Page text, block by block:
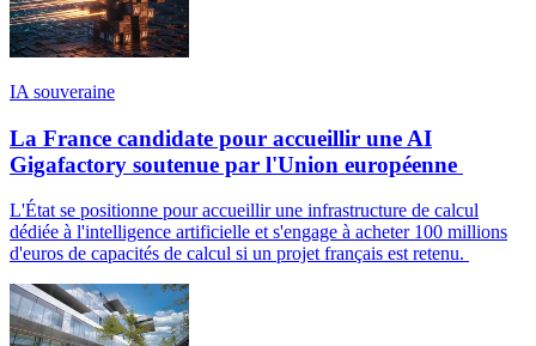
IA souveraine
La France candidate pour accueillir une AI
Gigafactory soutenue par l'Union européenne
L'État se positionne pour accueillir une infrastructure de calcul
dédiée à l'intelligence artificielle et s'engage à acheter 100 millions
d'euros de capacités de calcul si un projet français est retenu.